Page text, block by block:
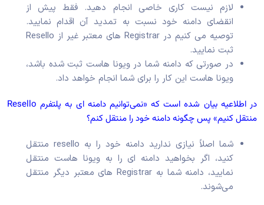
لازم نیست کاری خاصی انجام دهید. فقط پیش از
انقضای دامنه خود نسبت به تمدید آن اقدام نمایید.
توصیه می کنیم در Registrar های معتبر غیر از Resello
ثبت نمایید.
در صورتی که دامنه شما در ویونا هاست ثبت شده باشد،
ویونا هاست این کار را برای شما انجام خواهد داد.
در اطلاعیه بیان شده است که «نمی‌توانیم دامنه ای به پلتفرم Resello
منتقل کنیم» پس چگونه دامنه خود را منتقل کنم؟
شما اصلاً نیازی ندارید دامنه خود را به resello منتقل
کنید، اگر بخواهید دامنه ای را به ویونا هاست منتقل
نمایید، دامنه شما به Registrar های معتبر دیگر منتقل
می‌شوند.